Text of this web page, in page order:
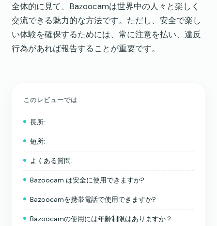
全体的に見て、Bazoocamは世界中の人々と楽しく
交流できる魅力的な方法です。ただし、安全で楽し
い体験を確保するためには、常に注意を払い、違反
行為があれば報告することが重要です。
このレビューでは
長所:
短所:
よくある質問:
Bazoocam は安全に使用できますか?
Bazoocamを携帯電話で使用できますか?
Bazoocamの使用には年齢制限はありますか？